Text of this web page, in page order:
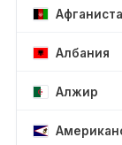
Албания
Алжир